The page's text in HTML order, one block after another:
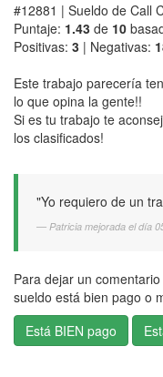
#12881 | Sueldo de Call
Puntaje: 1.43 de 10
Positivas: 3 | Negativas:
Este trabajo parecería
lo que opina la gente!!
Si es tu trabajo te
los clasificados!
"Yo requiero de un
Patricia mejorada el día
Para dejar un
sueldo está bien pago o